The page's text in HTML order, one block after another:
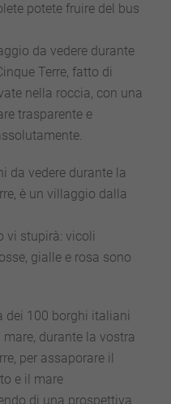
potete fruire del bus
da vedere durante
Terre, fatto di
nella roccia, con una
trasparente e
da vedere durante la
è un villaggio dalla
vi stupirà: vicoli
gialle e rosa sono
dei 100 borghi italiani
durante la vostra
per assaporare il
e il mare
di una prospettiva